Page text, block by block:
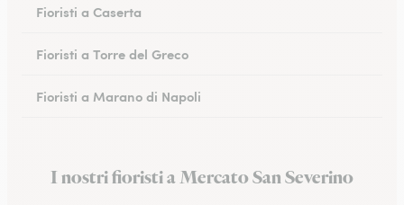
Fioristi a Caserta
Fioristi a Torre del Greco
Fioristi a Marano di Napoli
Fioristi a Castellammare di Stabia
I nostri fioristi a Mercato San Severino